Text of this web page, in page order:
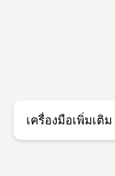
เครื่องมือเพิ่มเติม